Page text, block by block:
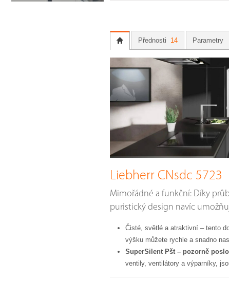
Přednosti 14 Parametry
Liebherr CNsdc 5723
Mimořádné a funkční: Díky
puristický design navíc
Čisté, světlé a atraktivní – tento
výšku můžete rychle a snadno
SuperSilent Pšt – pozorně
ventily, ventilátory a výparníky,